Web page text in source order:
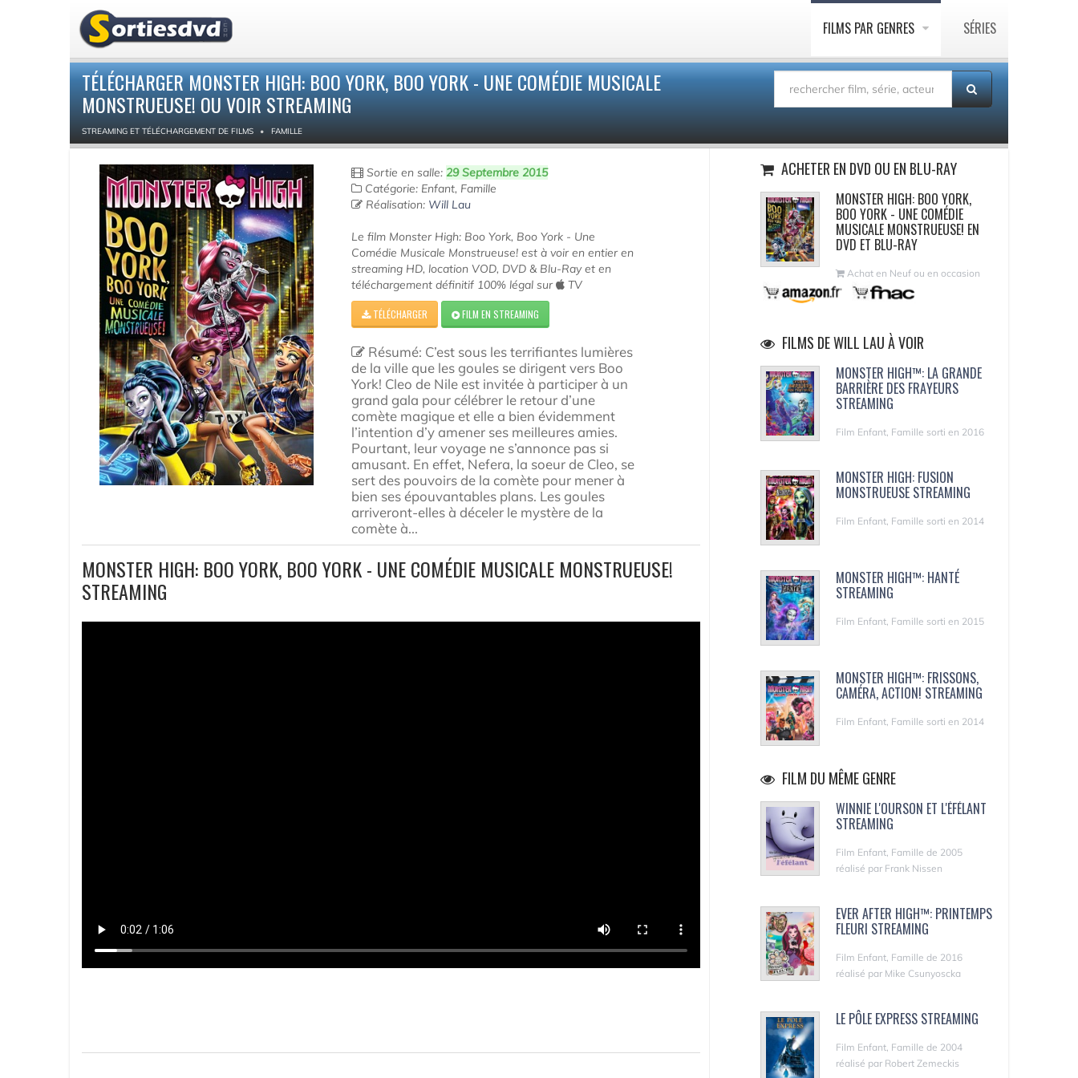
FILMS PAR GENRES SÉRIES
TÉLÉCHARGER MONSTER HIGH: BOO YORK, BOO YORK - UNE COMÉDIE MUSICALE
MONSTRUEUSE! OU VOIR STREAMING
STREAMING ET TÉLÉCHARGEMENT DE FILMS FAMILLE
Sortie en salle: 29 Septembre 2015
Catégorie: Enfant, Famille
Réalisation: Will Lau
Le film Monster High: Boo York, Boo York - Une
Comédie Musicale Monstrueuse! est à voir en entier en
streaming HD, location VOD, DVD & Blu-Ray et en
téléchargement définitif 100% légal sur
TV
TÉLÉCHARGER FILM EN STREAMING
Résumé: C’est sous les terrifiantes lumières
de la ville que les goules se dirigent vers Boo
York! Cleo de Nile est invitée à participer à un
grand gala pour célébrer le retour d’une
comète magique et elle a bien évidemment
l’intention d’y amener ses meilleures amies.
Pourtant, leur voyage ne s’annonce pas si
amusant. En effet, Nefera, la soeur de Cleo, se
sert des pouvoirs de la comète pour mener à
bien ses épouvantables plans. Les goules
arriveront-elles à déceler le mystère de la
comète à...
MONSTER HIGH: BOO YORK, BOO YORK - UNE COMÉDIE MUSICALE MONSTRUEUSE!
STREAMING
ACHETER EN DVD OU EN BLU-RAY
MONSTER HIGH: BOO YORK,
BOO YORK - UNE COMÉDIE
MUSICALE MONSTRUEUSE! EN
DVD ET BLU-RAY
Achat en Neuf ou en occasion
FILMS DE WILL LAU À VOIR
MONSTER HIGH™: LA GRANDE
BARRIÈRE DES FRAYEURS
STREAMING
Film Enfant, Famille sorti en 2016
MONSTER HIGH: FUSION
MONSTRUEUSE STREAMING
Film Enfant, Famille sorti en 2014
MONSTER HIGH™: HANTÉ
STREAMING
Film Enfant, Famille sorti en 2015
MONSTER HIGH™: FRISSONS,
CAMÉRA, ACTION! STREAMING
Film Enfant, Famille sorti en 2014
FILM DU MÊME GENRE
WINNIE L'OURSON ET L'ÉFÉLANT
STREAMING
Film Enfant, Famille de 2005
réalisé par Frank Nissen
EVER AFTER HIGH™: PRINTEMPS
FLEURI STREAMING
Film Enfant, Famille de 2016
réalisé par Mike Csunyoscka
LE PÔLE EXPRESS STREAMING
Film Enfant, Famille de 2004
réalisé par Robert Zemeckis